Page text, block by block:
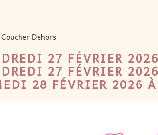
Dehors
27 FÉVRIER
27 FÉVRIER
28 FÉVRIER 2026